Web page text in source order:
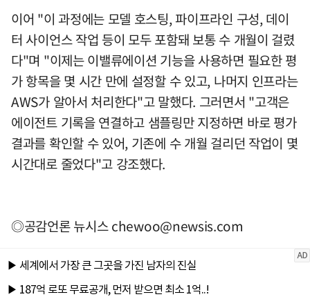
이어 "이 과정에는 모델 호스팅, 파이프라인 구성, 데이
터 사이언스 작업 등이 모두 포함돼 보통 수 개월이 걸렸
다"며 "이제는 이밸류에이션 기능을 사용하면 필요한 평
가 항목을 몇 시간 만에 설정할 수 있고, 나머지 인프라는
AWS가 알아서 처리한다"고 말했다. 그러면서 "고객은
에이전트 기록을 연결하고 샘플링만 지정하면 바로 평가
결과를 확인할 수 있어, 기존에 수 개월 걸리던 작업이 몇
시간대로 줄었다"고 강조했다.
◎공감언론 뉴시스chewoo@newsis.com